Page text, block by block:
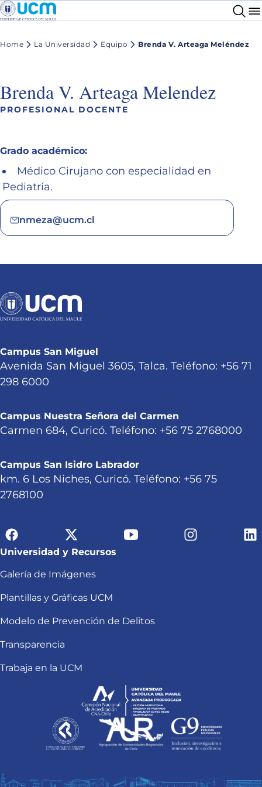
Home La Universidad Equipo Brenda V. Arteaga Meléndez
Brenda V. Arteaga Melendez
PROFESIONAL DOCENTE
Grado académico:
Médico Cirujano con especialidad en
Pediatría.
nmeza@ucm.cl
Campus San Miguel
Avenida San Miguel 3605, Talca. Teléfono: +56 71
298 6000
Campus Nuestra Señora del Carmen
Carmen 684, Curicó. Teléfono: +56 75 2768000
Campus San Isidro Labrador
km. 6 Los Niches, Curicó. Teléfono: +56 75
2768100
Universidad y Recursos
Galería de Imágenes
Plantillas y Gráficas UCM
Modelo de Prevención de Delitos
Transparencia
Trabaja en la UCM